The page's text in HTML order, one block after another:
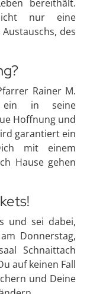
bereithält.
nur eine
des
Rainer M.
ein in seine
Hoffnung und
garantiert ein
mit einem
Hause gehen
und sei dabei,
Donnerstag,
Schnaittach
auf keinen Fall
und Deine